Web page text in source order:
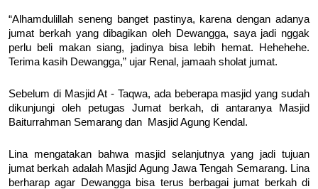
“Alhamdulillah seneng banget pastinya, karena dengan adanya
jumat berkah yang dibagikan oleh Dewangga, saya jadi nggak
perlu beli makan siang, jadinya bisa lebih hemat. Hehehehe.
Terima kasih Dewangga,” ujar Renal, jamaah sholat jumat.
Sebelum di Masjid At - Taqwa, ada beberapa masjid yang sudah
dikunjungi oleh petugas Jumat berkah, di antaranya Masjid
Baiturrahman Semarang dan Masjid Agung Kendal.
Lina mengatakan bahwa masjid selanjutnya yang jadi tujuan
jumat berkah adalah Masjid Agung Jawa Tengah Semarang. Lina
berharap agar Dewangga bisa terus berbagai jumat berkah di